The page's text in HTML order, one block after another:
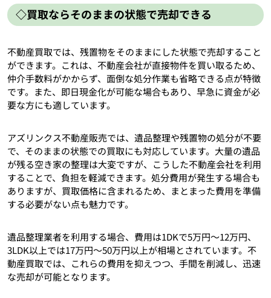
◇買取ならそのままの状態で売却できる
不動産買取では、残置物をそのままにした状態で売却すること
ができます。これは、不動産会社が直接物件を買い取るため、
仲介手数料がかからず、面倒な処分作業も省略できる点が特徴
です。また、即日現金化が可能な場合もあり、早急に資金が必
要な方にも適しています。
アズリンクス不動産販売では、遺品整理や残置物の処分が不要
で、そのままの状態での買取にも対応しています。大量の遺品
が残る空き家の整理は大変ですが、こうした不動産会社を利用
することで、負担を軽減できます。処分費用が発生する場合も
ありますが、買取価格に含まれるため、まとまった費用を準備
する必要がない点も魅力です。
遺品整理業者を利用する場合、費用は1DKで5万円〜12万円、
3LDK以上では17万円〜50万円以上が相場とされています。不
動産買取では、これらの費用を抑えつつ、手間を削減し、迅速
な売却が可能となります。